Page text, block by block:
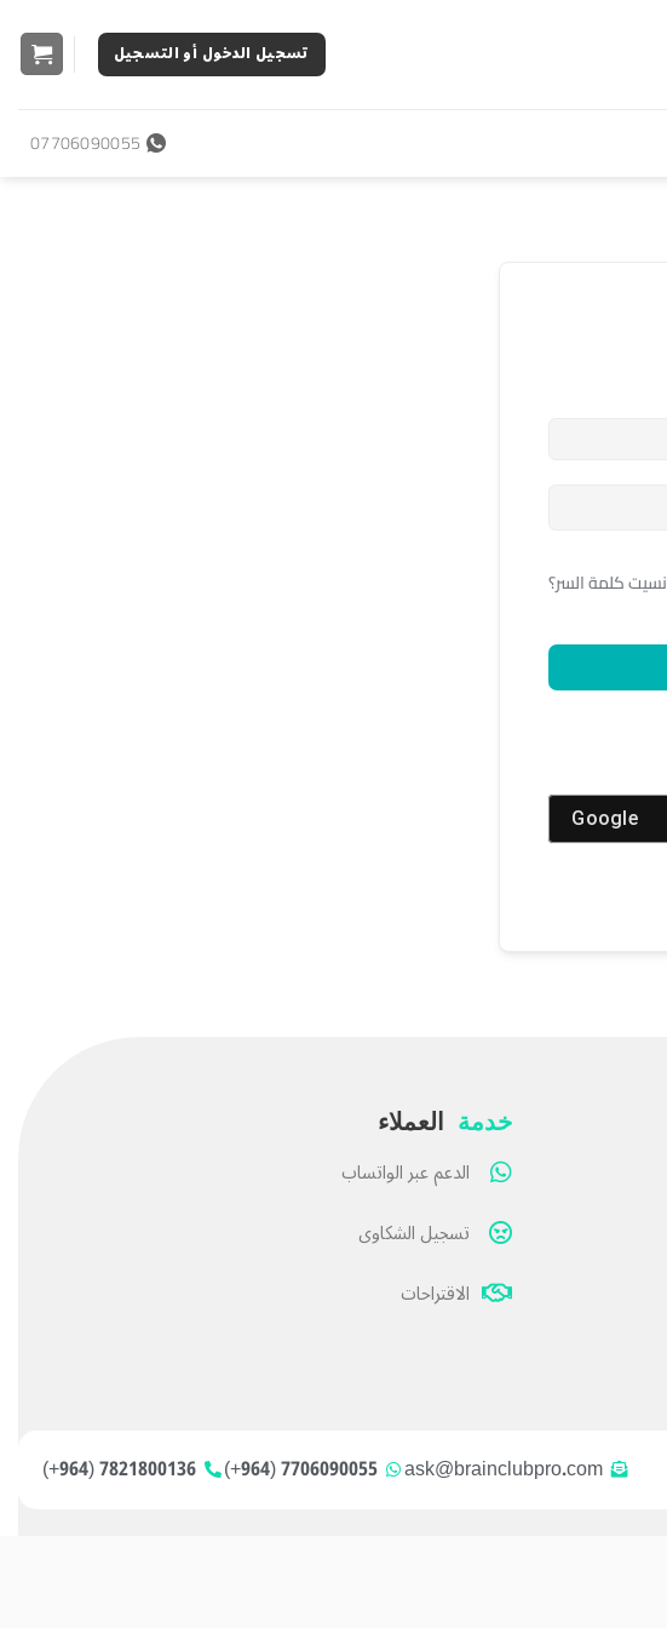
تسجيل الدخول أو التسجيل
07706090055
نسيت كلمة السر؟
Google
خدمة العملاء
الدعم عبر الواتساب
تسجيل الشكاوى
الاقتراحات
ask@brainclubpro.com
7706090055 (964+)
7821800136 (964+)